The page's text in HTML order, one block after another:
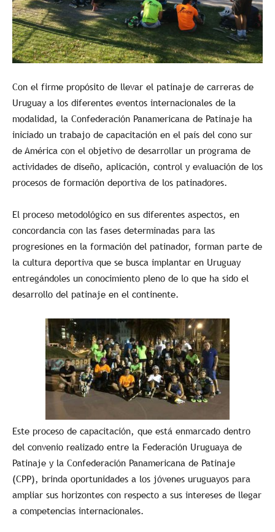
Con el firme propósito de llevar el patinaje de carreras de
Uruguay a los diferentes eventos internacionales de la
modalidad, la Confederación Panamericana de Patinaje ha
iniciado un trabajo de capacitación en el país del cono sur
de América con el objetivo de desarrollar un programa de
actividades de diseño, aplicación, control y evaluación de los
procesos de formación deportiva de los patinadores.
El proceso metodológico en sus diferentes aspectos, en
concordancia con las fases determinadas para las
progresiones en la formación del patinador, forman parte de
la cultura deportiva que se busca implantar en Uruguay
entregándoles un conocimiento pleno de lo que ha sido el
desarrollo del patinaje en el continente.
Este proceso de capacitación, que está enmarcado dentro
del convenio realizado entre la Federación Uruguaya de
Patinaje y la Confederación Panamericana de Patinaje
(CPP), brinda oportunidades a los jóvenes uruguayos para
ampliar sus horizontes con respecto a sus intereses de llegar
a competencias internacionales.